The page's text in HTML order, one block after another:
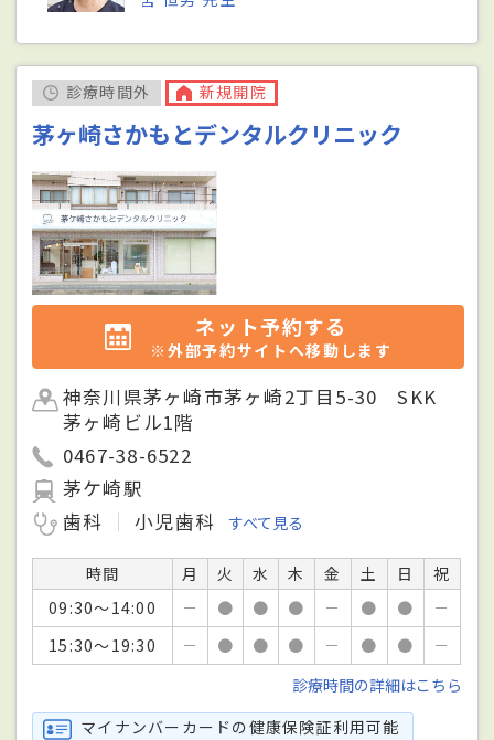
診療時間外 新規開院
茅ヶ崎さかもとデンタルクリニック
ネット予約する
※外部予約サイトへ移動します
神奈川県茅ヶ崎市茅ヶ崎2丁目5-30 SKK
茅ヶ崎ビル1階
0467-38-6522
茅ケ崎駅
歯科
小児歯科 すべて見る
時間 月 火 水 木 金 土 日
祝
09:30～14:00
－ ● ● ● － ● ●
－
15:30～19:30
－ ● ● ● － ● ●
－
診療時間の詳細はこちら
マイナンバーカードの健康保険証利用可能